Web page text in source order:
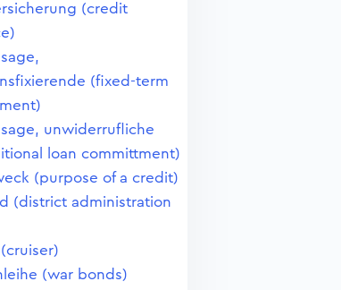
(credit
(fixed-term
unwiderrufliche
loan committment)
(purpose of a credit)
(district administration
(war bonds)